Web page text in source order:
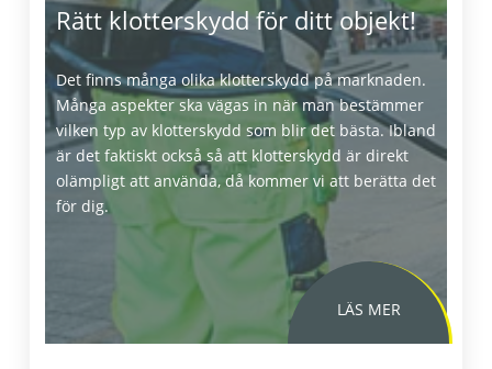
Rätt klotterskydd för ditt objekt!
Det finns många olika klotterskydd på marknaden.
Många aspekter ska vägas in när man bestämmer
vilken typ av klotterskydd som blir det bästa. Ibland
är det faktiskt också så att klotterskydd är direkt
olämpligt att använda, då kommer vi att berätta det
för dig.